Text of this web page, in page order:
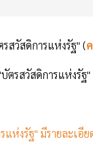
สวัสดิการแห่งรัฐ" (
ตรสวัสดิการแห่งรัฐ"
ห่งรัฐ" มีรายละเอีย